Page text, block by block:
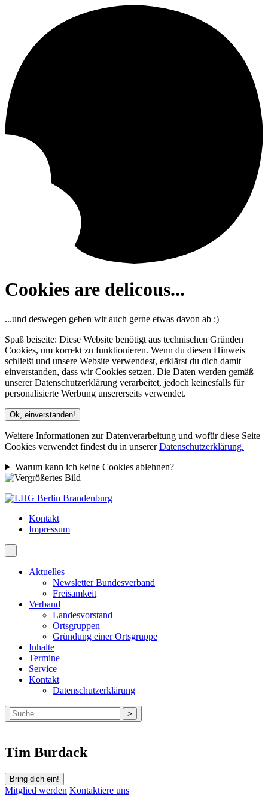
Cookies are delicous...
...und deswegen geben wir auch gerne etwas davon ab :)
Spaß beiseite: Diese Website benötigt aus technischen Gründen
Cookies, um korrekt zu funktionieren. Wenn du diesen Hinweis
schließt und unsere Website verwendest, erklärst du dich damit
einverstanden, dass wir Cookies setzen. Die Daten werden gemäß
unserer Datenschutzerklärung verarbeitet, jedoch keinesfalls für
personalisierte Werbung unsererseits verwendet.
Ok, einverstanden!
Weitere Informationen zur Datenverarbeitung und wofür diese Seite
Cookies verwendet findest du in unsererDatenschutzerklärung.
Warum kann ich keine Cookies ablehnen?
Kontakt
Impressum
Aktuelles
Newsletter Bundesverband
Freisamkeit
Verband
Landesvorstand
Ortsgruppen
Gründung einer Ortsgruppe
Inhalte
Termine
Service
Kontakt
Datenschutzerklärung
Suche
nach:
Tim Burdack
Bring dich ein!
Mitglied werden Kontaktiere uns